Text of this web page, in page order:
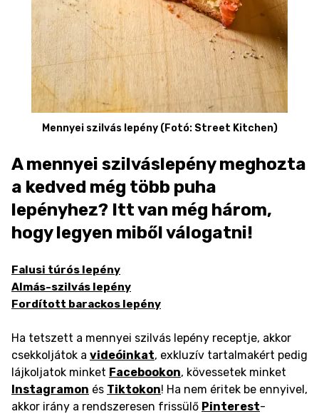
Mennyei szilvás lepény (Fotó: Street Kitchen)
A mennyei szilváslepény meghozta
a kedved még több puha
lepényhez? Itt van még három,
hogy legyen miből válogatni!
Falusi túrós lepény
Almás-szilvás lepény
Fordított barackos lepény
Ha tetszett a mennyei szilvás lepény receptje, akkor
csekkoljátok a videóinkat, exkluzív tartalmakért pedig
lájkoljatok minket Facebookon, kövessetek minket
Instagramon és Tiktokon! Ha nem éritek be ennyivel,
akkor irány a rendszeresen frissülő Pinterest-